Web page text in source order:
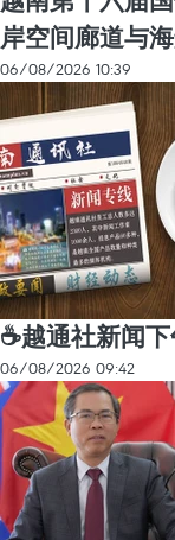
岸空间廊道与
06/08/2026 10:39
☕️越通社新闻下
06/08/2026 09:42